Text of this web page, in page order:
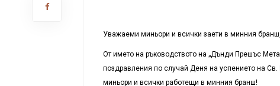
Уважаеми миньори и всички заети в минния бранш,
От името на ръководството на „Дънди Прешъс
поздравления по случай Деня на успението на
миньори и всички работещи в минния бранш!